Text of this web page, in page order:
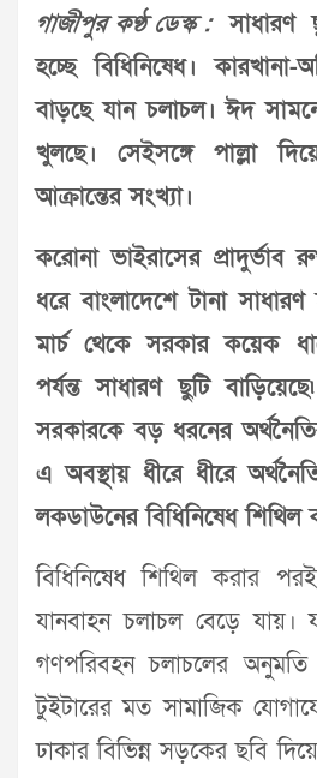
গাজীপুর কণ্ঠ ডেস্ক :সাধারণ
হচ্ছে বিধিনিষেধ।
বাড়ছে যান চলাচল। ঈদ
খুলছে। সেইসঙ্গে পাল্লা
আক্রান্তের সংখ্যা।
করোনা ভাইরাসের প্রাদুর্ভাব
ধরে বাংলাদেশে টানা
মার্চ থেকে সরকার কয়েক
পর্যন্ত সাধারণ ছুটি
সরকারকে বড় ধরনের
এ অবস্থায় ধীরে ধীরে
লকডাউনের বিধিনিষেধ শিথিল
বিধিনিষেধ শিথিল করার
যানবাহন চলাচল বেড়ে
গণপরিবহন চলাচলের
টুইটারের মত সামাজিক
ঢাকার বিভিন্ন সড়কের ছবি